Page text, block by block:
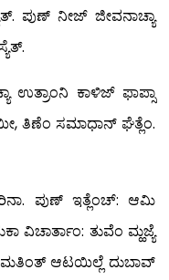
ಪುಣ್ ನೀಜ್ ಜೀವನಾಚ್ಯಾ
ಉತ್ರಾಂನಿ ಕಾಳಿಜ್ ಫಾಪ್ಸಾ
ತಿಣೆಂ ಸಮಾಧಾನ್ ಘೆತ್ಲೆಂ.
ಪುಣ್ ಇತ್ಲೆಂಚ್: ಆಮಿ
ವಿಚಾರ್ತಾಂ: ತುವೆಂ ಮ್ಹಜ್ಯೆ
ಮತಿಂತ್ ಆಟಯಿಲ್ಲೆ ದುಬಾವ್